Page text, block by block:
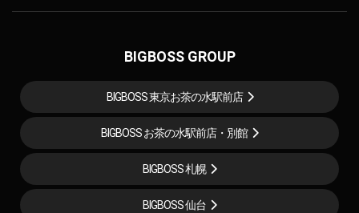
BIGBOSS GROUP
BIGBOSS 東京お茶の水駅前店
BIGBOSS お茶の水駅前店・別館
BIGBOSS 札幌
BIGBOSS 仙台